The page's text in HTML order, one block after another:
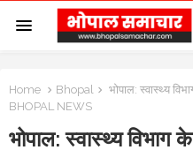
Home Bhopal
भोपाल: स्वास्थ्य
BHOPAL NEWS
भोपाल: स्वास्थ्य विभाग